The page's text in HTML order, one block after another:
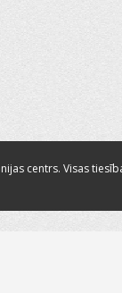
centrs. Visas